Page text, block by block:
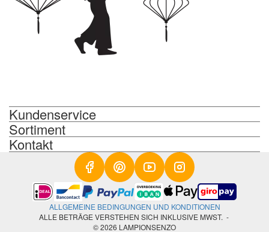
Kundenservice
Sortiment
Kontakt
ALLGEMEINE BEDINGUNGEN UND KONDITIONEN
ALLE BETRÄGE VERSTEHEN SICH INKLUSIVE MWST. -
© 2026 LAMPIONSENZO